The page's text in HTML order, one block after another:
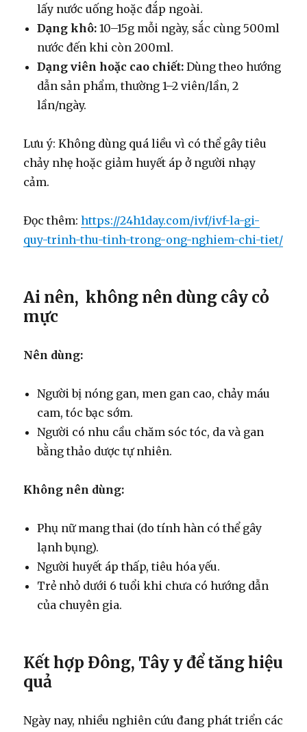
lấy nước uống hoặc đắp ngoài.
Dạng khô:10–15g mỗi ngày, sắc cùng 500ml
nước đến khi còn 200ml.
Dạng viên hoặc cao chiết:Dùng theo hướng
dẫn sản phẩm, thường 1–2 viên/lần, 2
lần/ngày.
Lưu ý: Không dùng quá liều vì có thể gây tiêu
chảy nhẹ hoặc giảm huyết áp ở người nhạy
cảm.
Đọc thêm:https://24h1day.com/ivf/ivf-la-gi-
quy-trinh-thu-tinh-trong-ong-nghiem-chi-tiet/
Ai nên, không nên dùng cây cỏ
mực
Nên dùng:
Người bị nóng gan, men gan cao, chảy máu
cam, tóc bạc sớm.
Người có nhu cầu chăm sóc tóc, da và gan
bằng thảo dược tự nhiên.
Không nên dùng:
Phụ nữ mang thai (do tính hàn có thể gây
lạnh bụng).
Người huyết áp thấp, tiêu hóa yếu.
Trẻ nhỏ dưới 6 tuổi khi chưa có hướng dẫn
của chuyên gia.
Kết hợp Đông, Tây y để tăng hiệu
quả
Ngày nay, nhiều nghiên cứu đang phát triển các